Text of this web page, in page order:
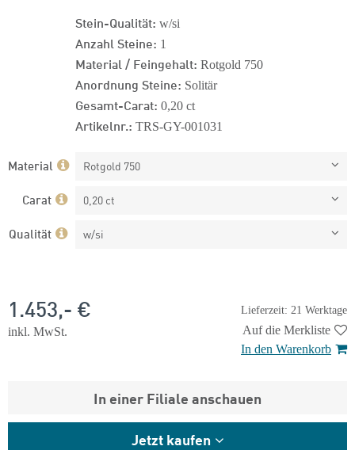
Stein-Qualität: w/si
Anzahl Steine: 1
Material / Feingehalt: Rotgold 750
Anordnung Steine: Solitär
Gesamt-Carat: 0,20 ct
Artikelnr.: TRS-GY-001031
Material Rotgold 750
Carat 0,20 ct
Qualität w/si
Lieferzeit: 21 Werktage
1.453,- €
inkl. MwSt.
Auf die Merkliste
In den Warenkorb
In einer Filiale anschauen
Jetzt kaufen